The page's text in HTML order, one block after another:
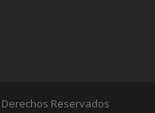
Derechos Reservados